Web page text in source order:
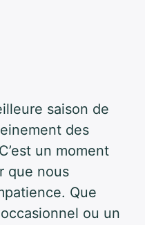
saison de
des
un moment
que nous
Que
ou un